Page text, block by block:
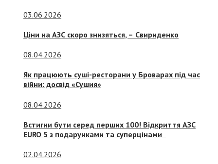
03.06.2026
Ціни на АЗС скоро знизяться, – Свириденко
08.04.2026
Як працюють суші-ресторани у Броварах під час
війни: досвід «Сушия»
08.04.2026
Встигни бути серед перших 100! Відкриття АЗС
EURO 5 з подарунками та суперцінами
02.04.2026